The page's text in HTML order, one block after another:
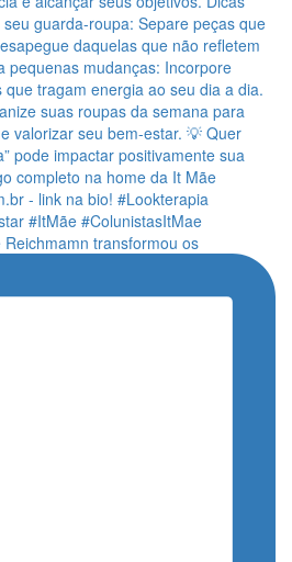
transformou os